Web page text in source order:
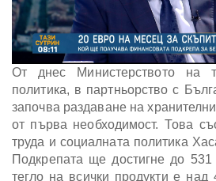
От днес Министерството на
политика, в партньорство с
започва раздаване на
от първа необходимост. Това
труда и социалната политика
Подкрепата ще достигне до
тегло на всички продукти е